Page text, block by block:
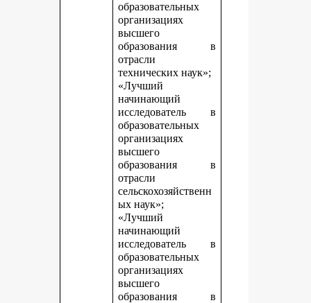
образовательных
организациях
высшего
образования в
отрасли
технических наук»;
«Лучший
начинающий
исследователь в
образовательных
организациях
высшего
образования в
отрасли
сельскохозяйственн
ых наук»;
«Лучший
начинающий
исследователь в
образовательных
организациях
высшего
образования в